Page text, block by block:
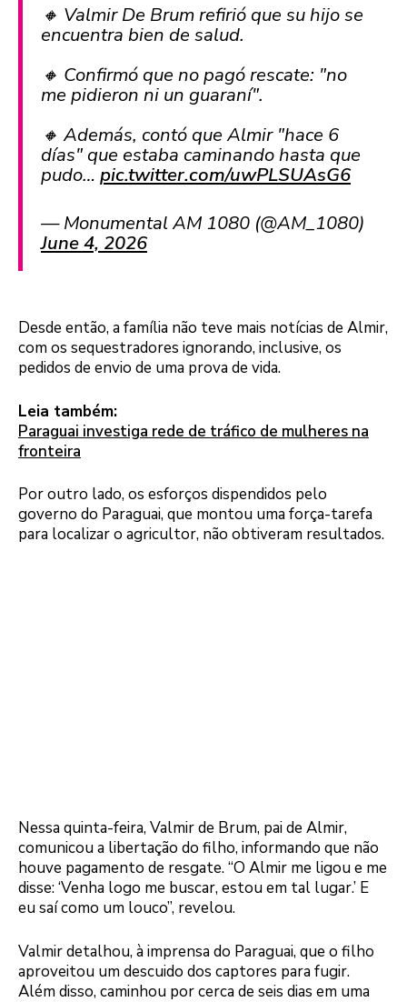
🔸 Valmir De Brum refirió que su hijo se
encuentra bien de salud.
🔸 Confirmó que no pagó rescate: "no
me pidieron ni un guaraní".
🔸 Además, contó que Almir "hace 6
días" que estaba caminando hasta que
pudo… pic.twitter.com/uwPLSUAsG6
— Monumental AM 1080 (@AM_1080)
June 4, 2026
Desde então, a família não teve mais notícias de Almir,
com os sequestradores ignorando, inclusive, os
pedidos de envio de uma prova de vida.
Leia também:
Paraguai investiga rede de tráfico de mulheres na
fronteira
Por outro lado, os esforços dispendidos pelo
governo do Paraguai, que montou uma força-tarefa
para localizar o agricultor, não obtiveram resultados.
Nessa quinta-feira, Valmir de Brum, pai de Almir,
comunicou a libertação do filho, informando que não
houve pagamento de resgate. “O Almir me ligou e me
disse: ‘Venha logo me buscar, estou em tal lugar.’ E
eu saí como um louco”, revelou.
Valmir detalhou, à imprensa do Paraguai, que o filho
aproveitou um descuido dos captores para fugir.
Além disso, caminhou por cerca de seis dias em uma